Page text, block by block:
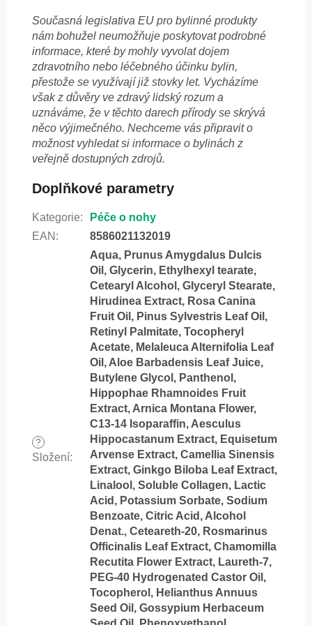
Současná legislativa EU pro bylinné produkty
nám bohužel neumožňuje poskytovat podrobné
informace, které by mohly vyvolat dojem
zdravotního nebo léčebného účinku bylin,
přestože se využívají již stovky let. Vycházíme
však z důvěry ve zdravý lidský rozum a
uznáváme, že v těchto darech přírody se skrývá
něco výjimečného. Nechceme vás připravit o
možnost vyhledat si informace o bylinách z
veřejně dostupných zdrojů.
Doplňkové parametry
Kategorie:
Péče o nohy
EAN : 8586021132019
?
Složení:
Aqua, Prunus Amygdalus Dulcis
Oil, Glycerin, Ethylhexyl tearate,
Cetearyl Alcohol, Glyceryl Stearate,
Hirudinea Extract, Rosa Canina
Fruit Oil, Pinus Sylvestris Leaf Oil,
Retinyl Palmitate, Tocopheryl
Acetate, Melaleuca Alternifolia Leaf
Oil, Aloe Barbadensis Leaf Juice,
Butylene Glycol, Panthenol,
Hippophae Rhamnoides Fruit
Extract, Arnica Montana Flower,
C13-14 Isoparaffin, Aesculus
Hippocastanum Extract, Equisetum
Arvense Extract, Camellia Sinensis
Extract, Ginkgo Biloba Leaf Extract,
Linalool, Soluble Collagen, Lactic
Acid, Potassium Sorbate, Sodium
Benzoate, Citric Acid, Alcohol
Denat., Ceteareth-20, Rosmarinus
Officinalis Leaf Extract, Chamomilla
Recutita Flower Extract, Laureth-7,
PEG-40 Hydrogenated Castor Oil,
Tocopherol, Helianthus Annuus
Seed Oil, Gossypium Herbaceum